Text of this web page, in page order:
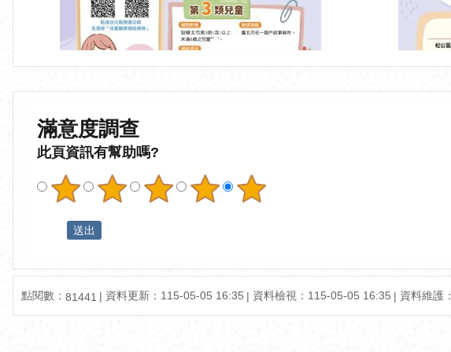
滿意度調查
此頁資訊有幫助嗎?
點閱數： 81441 資料更新：115-05-05 16:35 資料檢視：115-05-05 16:35 資料維護